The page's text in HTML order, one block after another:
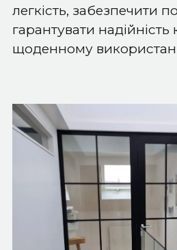
легкість, забезпечити
гарантувати надійність
щоденному